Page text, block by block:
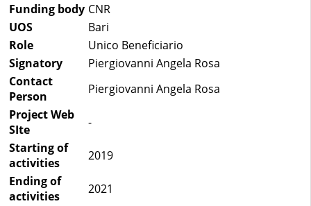
Funding body CNR
UOS
Bari
Role
Unico Beneficiario
Signatory
Piergiovanni Angela Rosa
Contact
Person
Piergiovanni Angela Rosa
Project Web
SIte
-
Starting of
activities
2019
Ending of
activities
2021